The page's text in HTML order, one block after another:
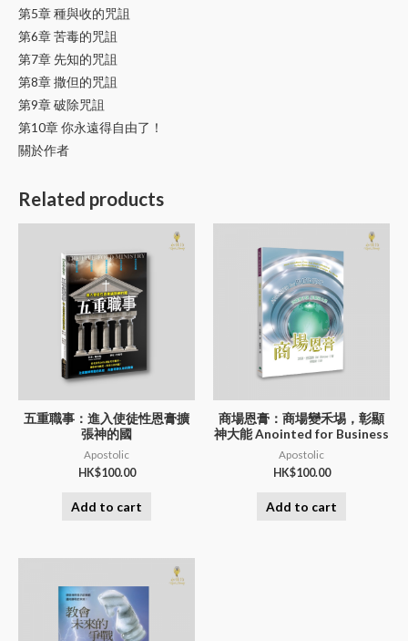
第5章 種與收的咒詛
第6章 苦毒的咒詛
第7章 先知的咒詛
第8章 撒但的咒詛
第9章 破除咒詛
第10章 你永遠得自由了！
關於作者
Related products
五重職事：進入使徒性恩膏擴
張神的國
Apostolic
HK$100.00
Add to cart
商場恩膏：商場變禾埸，彰顯
神大能 Anointed for Business
Apostolic
HK$100.00
Add to cart